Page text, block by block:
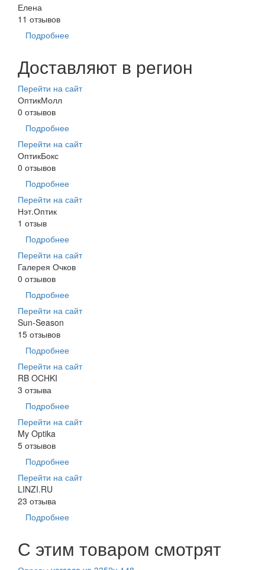
Елена
11 отзывов
Подробнее
Доставляют в регион
Перейти на сайт
ОптикМолл
0 отзывов
Подробнее
Перейти на сайт
ОптикБокс
0 отзывов
Подробнее
Перейти на сайт
Нэт.Оптик
1 отзыв
Подробнее
Перейти на сайт
Галерея Очков
0 отзывов
Подробнее
Перейти на сайт
Sun-Season
15 отзывов
Подробнее
Перейти на сайт
RB OCHKI
3 отзыва
Подробнее
Перейти на сайт
My Optika
5 отзывов
Подробнее
Перейти на сайт
LINZI.RU
23 отзыва
Подробнее
С этим товаром смотрят